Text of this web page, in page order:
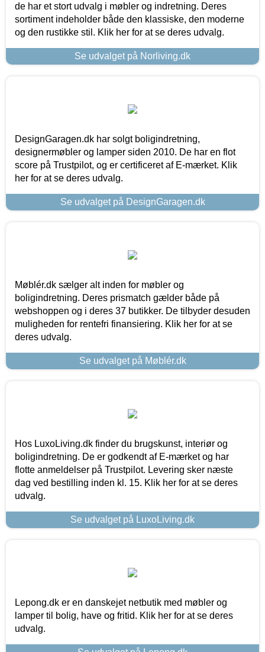
de har et stort udvalg i møbler og indretning. Deres
sortiment indeholder både den klassiske, den moderne
og den rustikke stil. Klik her for at se deres udvalg.
Se udvalget på Norliving.dk
DesignGaragen.dk har solgt boligindretning,
designermøbler og lamper siden 2010. De har en flot
score på Trustpilot, og er certificeret af E-mærket. Klik
her for at se deres udvalg.
Se udvalget på DesignGaragen.dk
Møblér.dk sælger alt inden for møbler og
boligindretning. Deres prismatch gælder både på
webshoppen og i deres 37 butikker. De tilbyder desuden
muligheden for rentefri finansiering. Klik her for at se
deres udvalg.
Se udvalget på Møblér.dk
Hos LuxoLiving.dk finder du brugskunst, interiør og
boligindretning. De er godkendt af E-mærket og har
flotte anmeldelser på Trustpilot. Levering sker næste
dag ved bestilling inden kl. 15. Klik her for at se deres
udvalg.
Se udvalget på LuxoLiving.dk
Lepong.dk er en danskejet netbutik med møbler og
lamper til bolig, have og fritid. Klik her for at se deres
udvalg.